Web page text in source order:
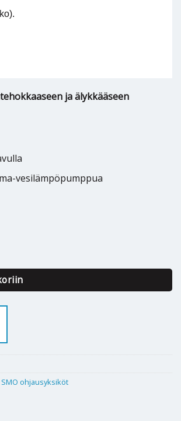
ja älykkääseen
vesilämpöpumppua
ohjausyksiköt